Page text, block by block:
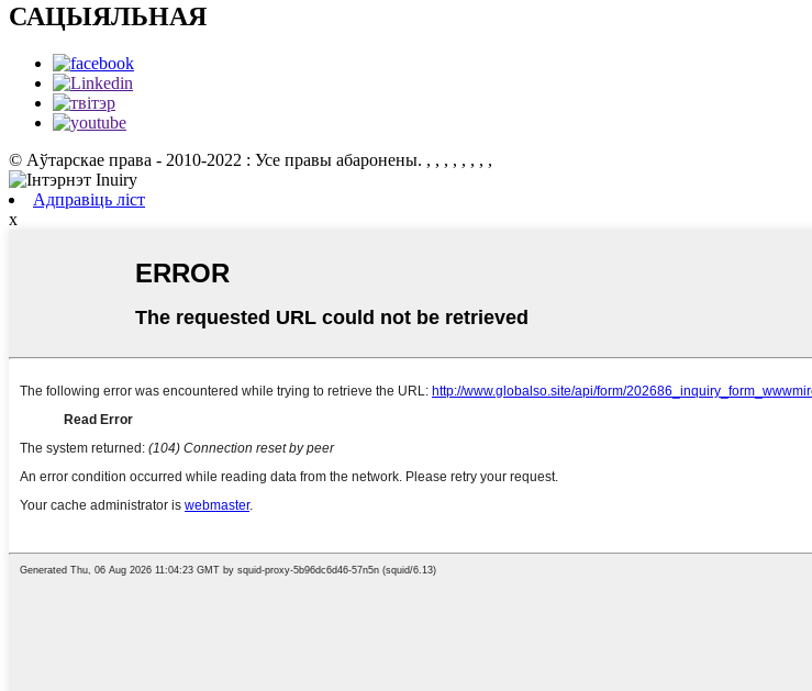
САЦЫЯЛЬНАЯ
© Аўтарскае права - 2010-2022 : Усе правы абаронены. , , , , , , , ,
Адправіць ліст
x